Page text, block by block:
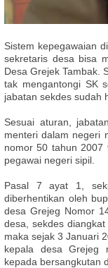
Sistem kepegawaian
sekretaris desa bisa
Desa Grejek Tambak.
tak mengantongi SK
jabatan sekdes sudah
Sesuai aturan,
menteri dalam negeri
nomor 50 tahun 2007
pegawai negeri sipil.
Pasal 7 ayat 1,
diberhentikan oleh
desa Grejeg Nomor
desa, sekdes
maka sejak 3 Januari
kepala desa Grejeg
kepada bersangkutan